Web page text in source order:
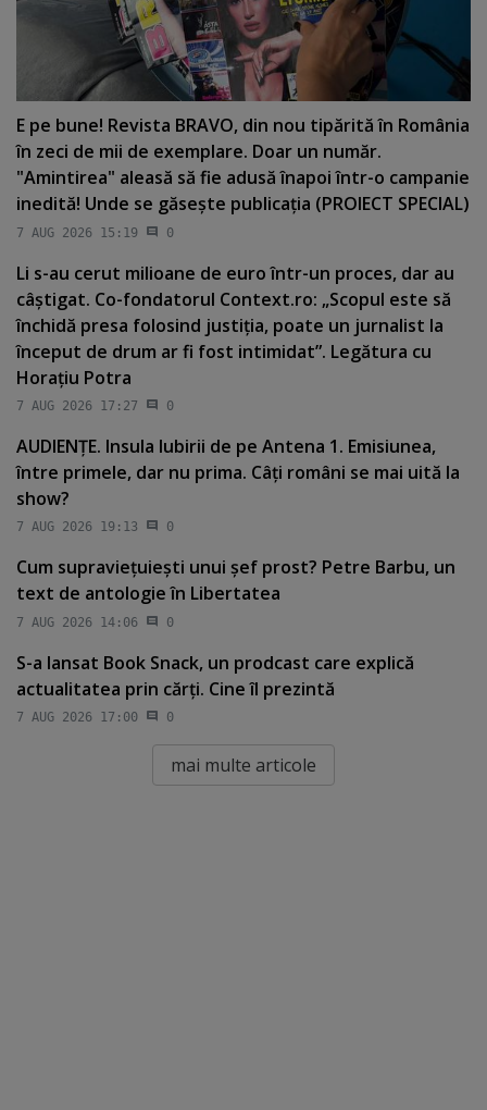
E pe bune! Revista BRAVO, din nou tipărită în România
în zeci de mii de exemplare. Doar un număr.
"Amintirea" aleasă să fie adusă înapoi într-o campanie
inedită! Unde se găseşte publicaţia (PROIECT SPECIAL)
7 AUG 2026 15:19 0
Li s-au cerut milioane de euro într-un proces, dar au
câştigat. Co-fondatorul Context.ro: „Scopul este să
închidă presa folosind justiţia, poate un jurnalist la
început de drum ar fi fost intimidat”. Legătura cu
Horaţiu Potra
7 AUG 2026 17:27 0
AUDIENŢE. Insula Iubirii de pe Antena 1. Emisiunea,
între primele, dar nu prima. Câţi români se mai uită la
show?
7 AUG 2026 19:13 0
Cum supravieţuieşti unui şef prost? Petre Barbu, un
text de antologie în Libertatea
7 AUG 2026 14:06 0
S-a lansat Book Snack, un prodcast care explică
actualitatea prin cărţi. Cine îl prezintă
7 AUG 2026 17:00 0
mai multe articole